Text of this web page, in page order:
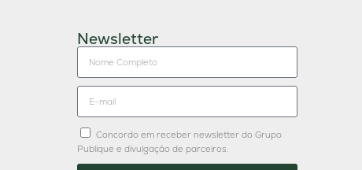
Newsletter
Concordo em receber newsletter do Grupo
Publique e divulgação de parceiros.